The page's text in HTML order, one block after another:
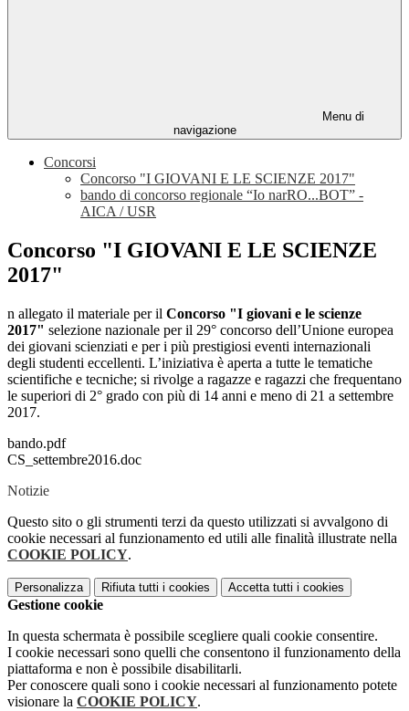
Menu di
navigazione
Concorsi
Concorso "I GIOVANI E LE SCIENZE 2017"
bando di concorso regionale “Io narRO...BOT” -
AICA / USR
Concorso "I GIOVANI E LE SCIENZE
2017"
n allegato il materiale per il Concorso "I giovani e le scienze
2017" selezione nazionale per il 29° concorso dell’Unione europea
dei giovani scienziati e per i più prestigiosi eventi internazionali
degli studenti eccellenti. L’iniziativa è aperta a tutte le tematiche
scientifiche e tecniche; si rivolge a ragazze e ragazzi che frequentano
le superiori di 2° grado con più di 14 anni e meno di 21 a settembre
2017.
bando.pdf
CS_settembre2016.doc
Notizie
Questo sito o gli strumenti terzi da questo utilizzati si avvalgono di
cookie necessari al funzionamento ed utili alle finalità illustrate nella
COOKIE POLICY.
Personalizza Rifiuta tutti i cookies Accetta tutti i cookies
Gestione cookie
In questa schermata è possibile scegliere quali cookie consentire.
I cookie necessari sono quelli che consentono il funzionamento della
piattaforma e non è possibile disabilitarli.
Per conoscere quali sono i cookie necessari al funzionamento potete
visionare la COOKIE POLICY.